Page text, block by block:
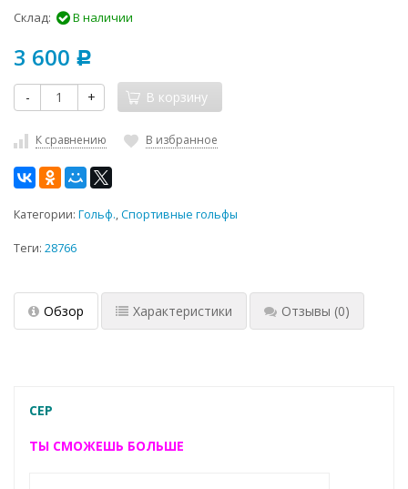
Склад: В наличии
3 600 Р
- + В корзину
К сравнению В избранное
Категории: Гольф.,Спортивные гольфы
Теги: 28766
Обзор Характеристики Отзывы (0)
CEP
ТЫ СМОЖЕШЬ БОЛЬШЕ